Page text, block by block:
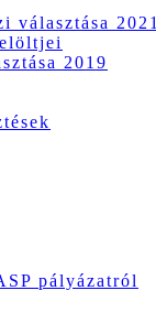
választása 2021
2019
pályázatról